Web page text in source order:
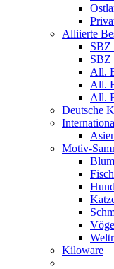
Alliierte
SBZ
SBZ
All.
All.
All.
Deutsche
Motiv-
Kiloware